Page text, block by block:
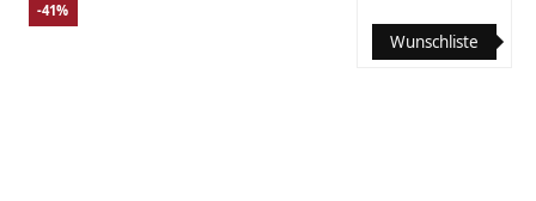
Wunschliste
-41%